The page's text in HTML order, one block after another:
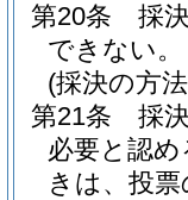
第20条
採
できない。
(採決の方
第21条
採
必要と認
きは、投